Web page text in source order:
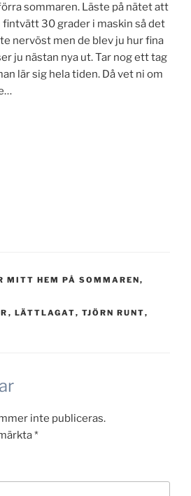
sommaren. Läste på nätet att
fintvätt 30 grader i maskin så det
nervöst men de blev ju hur fina
ju nästan nya ut. Tar nog ett tag
lär sig hela tiden. Då vet ni om
MITT HEM PÅ SOMMAREN,
, LÄTTLAGAT, TJÖRN RUNT,
inte publiceras.
*